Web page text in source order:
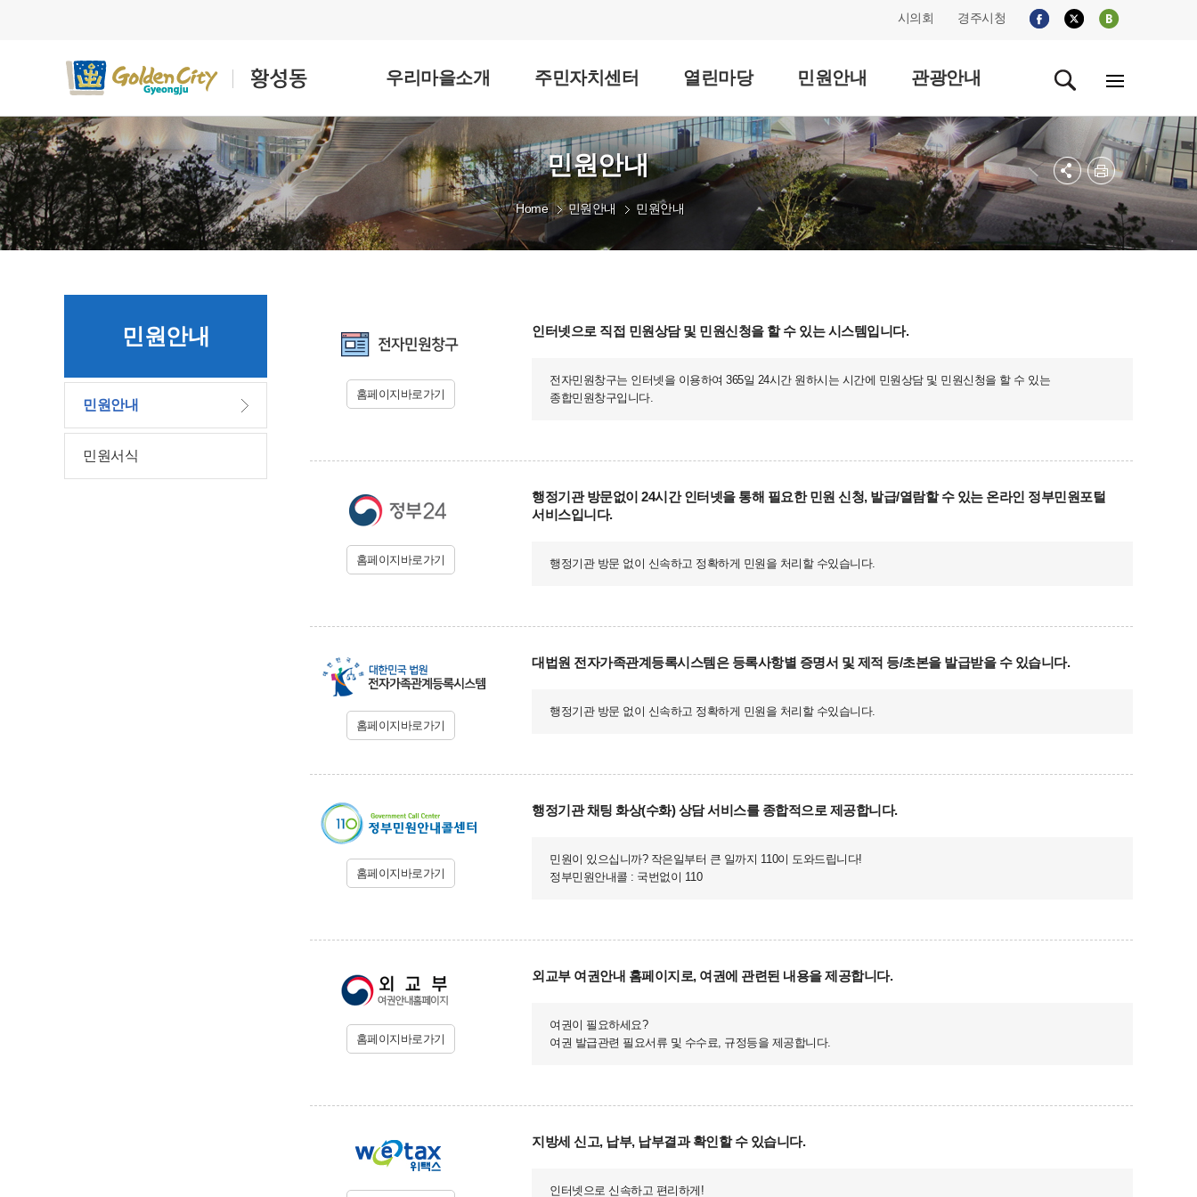
시의회 경주시청
우리마을소개 주민자치센터 열린마당 민원안내 관광안내
민원안내
민원안내
민원서식
민원안내
Home 민원안내 민원안내
홈페이지바로가기
인터넷으로 직접 민원상담 및 민원신청을 할 수 있는 시스템입니다.
전자민원창구는 인터넷을 이용하여 365일 24시간 원하시는 시간에 민원상담 및 민원신청을 할 수 있는
종합민원창구입니다.
홈페이지바로가기
행정기관 방문없이 24시간 인터넷을 통해 필요한 민원 신청, 발급/열람할 수 있는 온라인 정부민원포털
서비스입니다.
행정기관 방문 없이 신속하고 정확하게 민원을 처리할 수있습니다.
홈페이지바로가기
대법원 전자가족관계등록시스템은 등록사항별 증명서 및 제적 등/초본을 발급받을 수 있습니다.
행정기관 방문 없이 신속하고 정확하게 민원을 처리할 수있습니다.
홈페이지바로가기
행정기관 채팅 화상(수화) 상담 서비스를 종합적으로 제공합니다.
민원이 있으십니까? 작은일부터 큰 일까지 110이 도와드립니다!
정부민원안내콜 : 국번없이 110
홈페이지바로가기
외교부 여권안내 홈페이지로, 여권에 관련된 내용을 제공합니다.
여권이 필요하세요?
여권 발급관련 필요서류 및 수수료, 규정등을 제공합니다.
지방세 신고, 납부, 납부결과 확인할 수 있습니다.
인터넷으로 신속하고 편리하게!